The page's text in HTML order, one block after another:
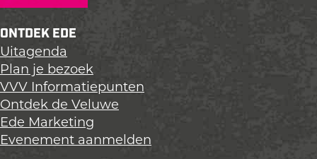
i
n
a
o
p
L
i
n
k
i
n
o
p
F
a
c
e
i
n
o
p
X
ONTDEK EDE
Uitagenda
Plan je bezoek
VVV Informatiepunten
Ontdek de Veluwe
Ede Marketing
Evenement aanmelden